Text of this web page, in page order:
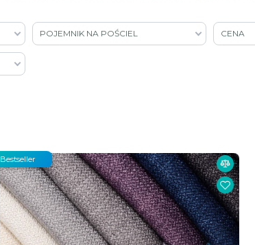
POJEMNIK NA POŚCIEL CENA
Bestseller